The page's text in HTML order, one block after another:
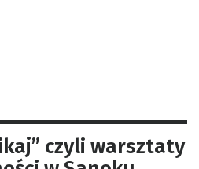
czyli warsztaty